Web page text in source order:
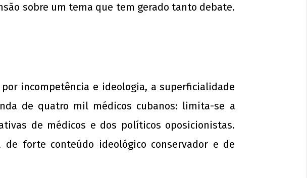
20 de Novembro - Dia da Consciência
wp-
admin
sobre um tema que tem gerado tanto debate.
incompetência e ideologia, a superficialidade
de quatro mil médicos cubanos: limita-se a
de médicos e dos políticos oposicionistas.
forte conteúdo ideológico conservador e de